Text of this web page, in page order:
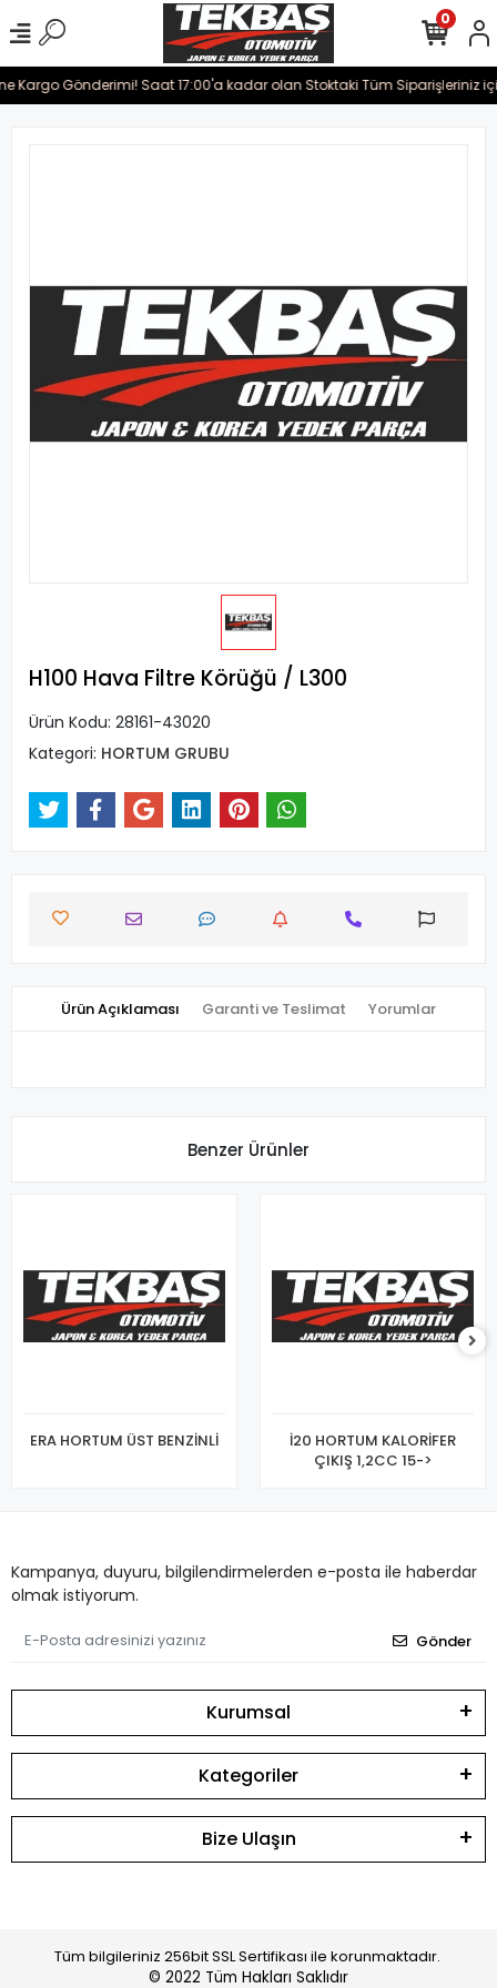
Kargo Gönderimi! Saat 17:00'a kadar olan Stoktaki Tüm Siparişleriniz
0
H100 Hava Filtre Körüğü / L300
Ürün Kodu: 28161-43020
Kategori: HORTUM GRUBU
Ürün Açıklaması Garanti ve Teslimat Yorumlar
Benzer Ürünler
ERA HORTUM ÜST BENZİNLİ
İ20 HORTUM KALORİFER
ÇIKIŞ 1,2CC 15->
Kampanya, duyuru, bilgilendirmelerden e-posta ile haberdar
olmak istiyorum.
Gönder
Kurumsal
Kategoriler
Bize Ulaşın
Tüm bilgileriniz 256bit SSL Sertifikası ile korunmaktadır.
© 2022 Tüm Hakları Saklıdır